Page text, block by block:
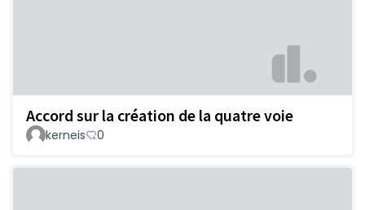
Accord sur la création de la quatre voie
kerneis 0